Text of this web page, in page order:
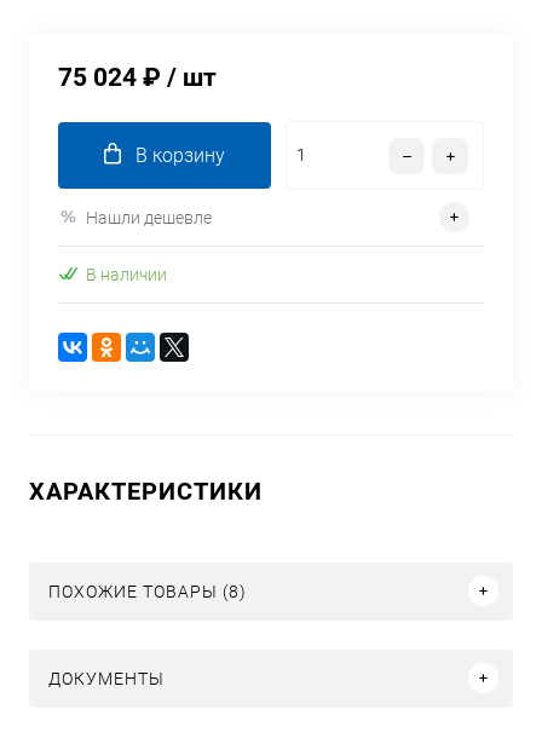
75 024 ₽ / шт
В корзину
Нашли дешевле
В наличии
ХАРАКТЕРИСТИКИ
ПОХОЖИЕ ТОВАРЫ (8)
ДОКУМЕНТЫ